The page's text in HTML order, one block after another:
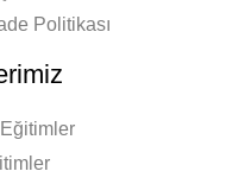
Politikası